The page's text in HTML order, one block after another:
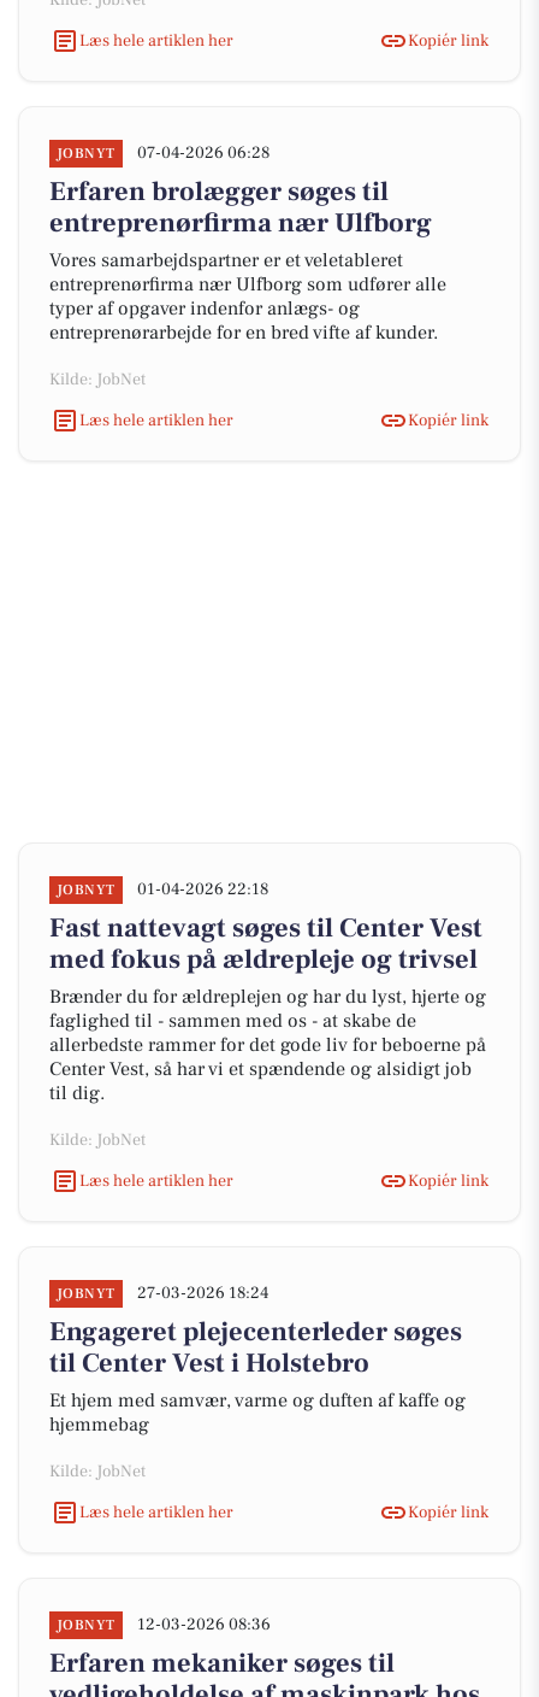
Læs hele artiklen her
Kopiér link
JOBNYT 07-04-2026 06:28
Erfaren brolægger søges til
entreprenørfirma nær Ulfborg
Vores samarbejdspartner er et veletableret
entreprenørfirma nær Ulfborg som udfører alle
typer af opgaver indenfor anlægs- og
entreprenørarbejde for en bred vifte af kunder.
Kilde: JobNet
Læs hele artiklen her
Kopiér link
JOBNYT 01-04-2026 22:18
Fast nattevagt søges til Center Vest
med fokus på ældrepleje og trivsel
Brænder du for ældreplejen og har du lyst, hjerte og
faglighed til - sammen med os - at skabe de
allerbedste rammer for det gode liv for beboerne på
Center Vest, så har vi et spændende og alsidigt job
til dig.
Kilde: JobNet
Læs hele artiklen her
Kopiér link
JOBNYT 27-03-2026 18:24
Engageret plejecenterleder søges
til Center Vest i Holstebro
Et hjem med samvær, varme og duften af kaffe og
hjemmebag
Kilde: JobNet
Læs hele artiklen her
Kopiér link
JOBNYT 12-03-2026 08:36
Erfaren mekaniker søges til